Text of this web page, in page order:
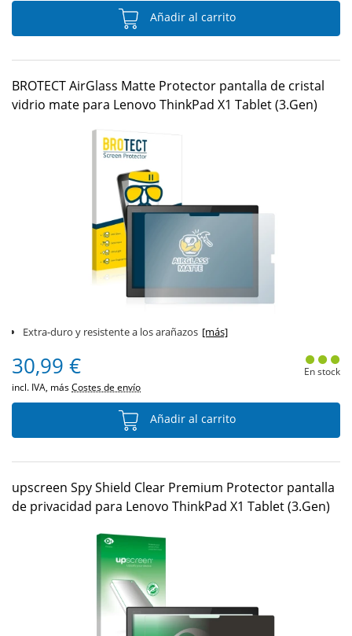
Añadir al carrito
BROTECT AirGlass Matte Protector pantalla de cristal
vidrio mate para Lenovo ThinkPad X1 Tablet (3.Gen)
Extra-duro y resistente a los arañazos [más]
30,99 €
incl. IVA, másCostes de envío
En stock
Añadir al carrito
upscreen Spy Shield Clear Premium Protector pantalla
de privacidad para Lenovo ThinkPad X1 Tablet (3.Gen)